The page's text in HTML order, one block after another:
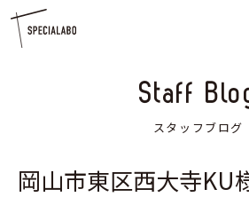
Staff
スタッフブログ
岡山市東区西大寺KU